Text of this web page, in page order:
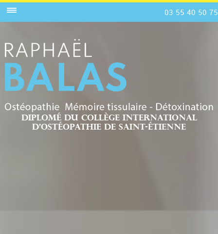
03 55 40 50 75
Diplomé du collège international
d’ostéopathie de saint-étienne